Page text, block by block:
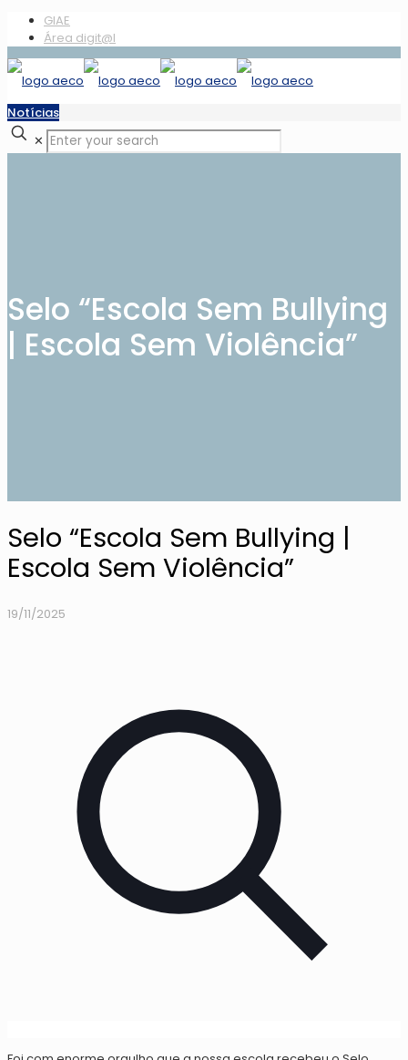
GIAE
Área digit@l
Notícias
✕
Selo “Escola Sem Bullying
| Escola Sem Violência”
Selo “Escola Sem Bullying |
Escola Sem Violência”
19/11/2025